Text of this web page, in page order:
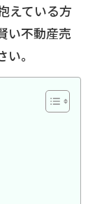
えている方
い不動産売
。